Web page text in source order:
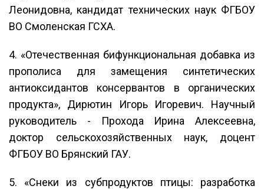
Леонидовна, кандидат технических наук ФГБОУ
ВО Смоленская ГСХА.
4. «Отечественная бифункциональная добавка из
прополиса для замещения синтетических
антиоксидантов консервантов в органических
продукта», Дирютин Игорь Игоревич. Научный
руководитель - Прохода Ирина Алексеевна,
доктор сельскохозяйственных наук, доцент
ФГБОУ ВО Брянский ГАУ.
5. «Снеки из субпродуктов птицы: разработка